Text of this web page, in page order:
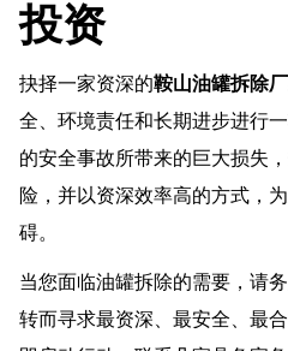
投资
抉择一家资深的鞍山油罐拆除
全、环境责任和长期进步进行
的安全事故所带来的巨大损失
险，并以资深效率高的方式，
碍。
当您面临油罐拆除的需要，请
转而寻求最资深、最安全、最